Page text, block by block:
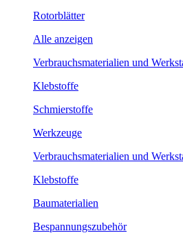
Rotorblätter
Alle anzeigen
Verbrauchsmaterialien und
Klebstoffe
Schmierstoffe
Werkzeuge
Verbrauchsmaterialien und
Klebstoffe
Baumaterialien
Bespannungszubehör